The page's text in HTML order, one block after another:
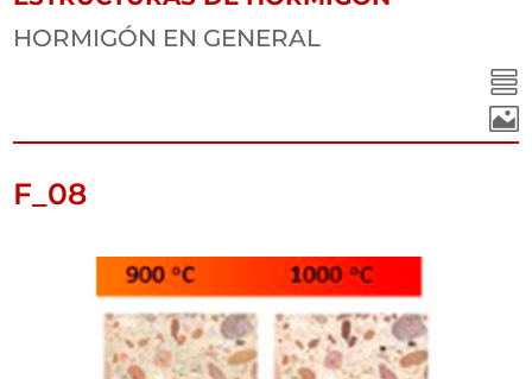
HORMIGÓN EN GENERAL


F_08